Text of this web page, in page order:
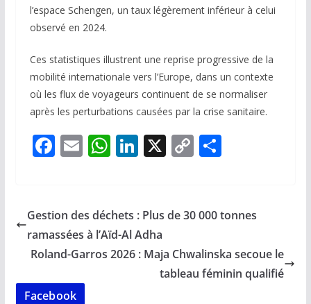
l’espace Schengen, un taux légèrement inférieur à celui
observé en 2024.
Ces statistiques illustrent une reprise progressive de la
mobilité internationale vers l’Europe, dans un contexte
où les flux de voyageurs continuent de se normaliser
après les perturbations causées par la crise sanitaire.
F
b
o
o
k
E
l
W
s
A
p
Li
e
dI
n
X C
y
n
k
P
g
Gestion des déchets : Plus de 30 000 tonnes
ramassées à l’Aïd-Al Adha
Roland-Garros 2026 : Maja Chwalinska secoue le
tableau féminin qualifié
Facebook